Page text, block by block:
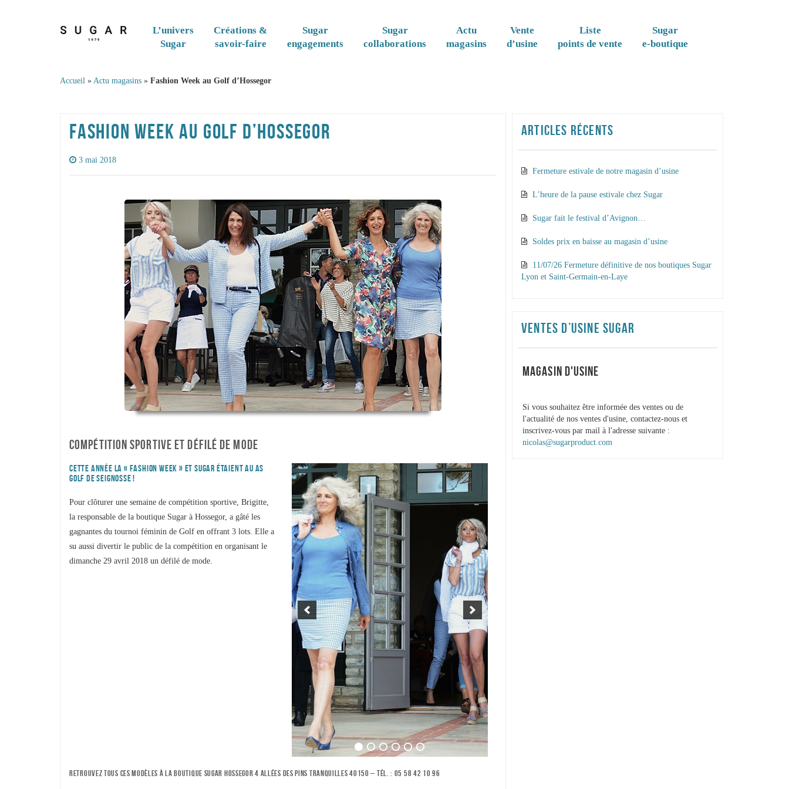
Skip to content
L’univers
Sugar
Créations &
savoir-faire
Sugar
engagements
Sugar
collaborations
Actu
magasins
Vente
d’usine
Liste
points de vente
Sugar
e-boutique
Accueil » Actu magasins » Fashion Week au Golf d’Hossegor
FASHION WEEK AU GOLF D’HOSSEGOR
3 mai 2018
COMPÉTITION SPORTIVE ET DÉFILÉ DE MODE
CETTE ANNÉE LA « FASHION WEEK » ET SUGAR ÉTAIENT AU AS
GOLF DE SEIGNOSSE !
Pour clôturer une semaine de compétition sportive, Brigitte,
la responsable de la boutique Sugar à Hossegor, a gâté les
gagnantes du tournoi féminin de Golf en offrant 3 lots. Elle a
su aussi divertir le public de la compétition en organisant le
dimanche 29 avril 2018 un défilé de mode.
RETROUVEZ TOUS CES MODÈLES À LA BOUTIQUE SUGAR HOSSEGOR 4 ALLÉES DES PINS TRANQUILLES 40150 – TÉL. : 05 58 42 10 96
ARTICLES RÉCENTS
Fermeture estivale de notre magasin d’usine
L’heure de la pause estivale chez Sugar
Sugar fait le festival d’Avignon…
Soldes prix en baisse au magasin d’usine
11/07/26 Fermeture définitive de nos boutiques Sugar
Lyon et Saint-Germain-en-Laye
VENTES D’USINE SUGAR
MAGASIN D'USINE
Si vous souhaitez être informée des ventes ou de
l'actualité de nos ventes d'usine, contactez-nous et
inscrivez-vous par mail à l'adresse suivante :
nicolas@sugarproduct.com